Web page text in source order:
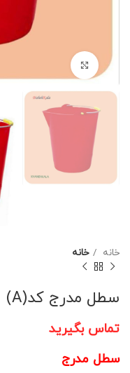
خانه خانه
سطل مدرج کد(A)
تماس بگیرید
سطل مدرج